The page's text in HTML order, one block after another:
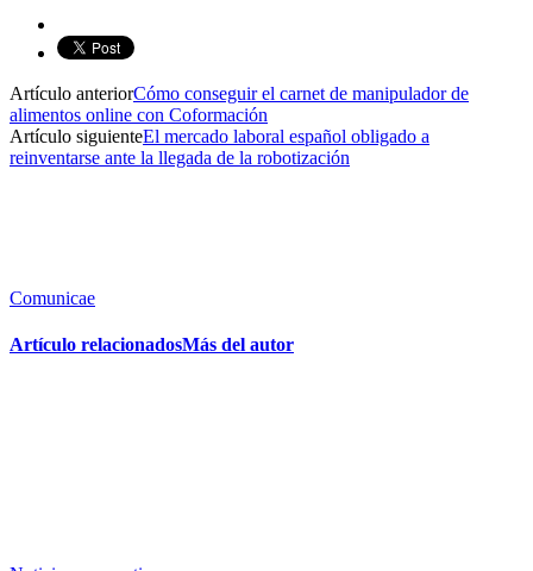
Artículo anteriorCómo conseguir el carnet de manipulador de
alimentos online con Coformación
Artículo siguienteEl mercado laboral español obligado a
reinventarse ante la llegada de la robotización
Comunicae
Artículo relacionadosMás del autor